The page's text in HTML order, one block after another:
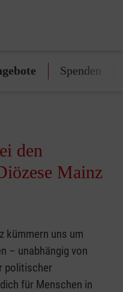
Spenden
den
Mainz
kümmern uns um
– unabhängig von
politischer
für Menschen in